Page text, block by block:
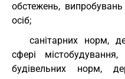
обстежень,
осіб;
санітарних норм,
сфері
будівельних норм,